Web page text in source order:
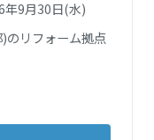
討の方
の住まいを叶えるリフォ
います。
し、持続可能な未来志向
ご契約者さまとミサワホ
ど配信しています。
年9月30日(水)
リフォーム拠点